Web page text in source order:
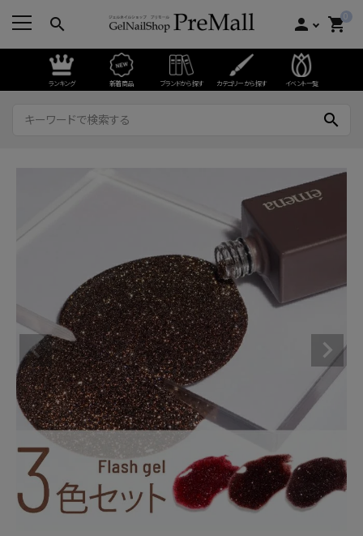
search person 0
shopping_cart
ランキング 新着商品 ブランドから探す カテゴリーから探す イベント一覧
search